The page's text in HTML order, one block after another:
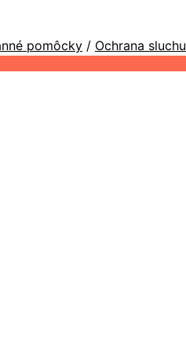
pomôcky / Ochrana sluchu